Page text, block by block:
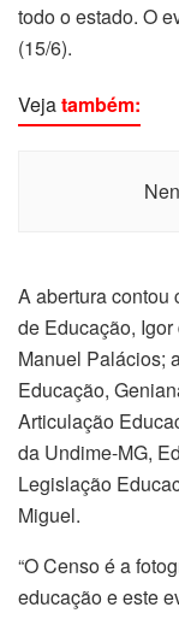
todo o estado. O
(15/6).
Vejatambém:
A abertura contou
de Educação,
Manuel Palácios;
Educação,
Articulação
da Undime-MG,
Legislação
Miguel.
“O Censo é a
educação e este